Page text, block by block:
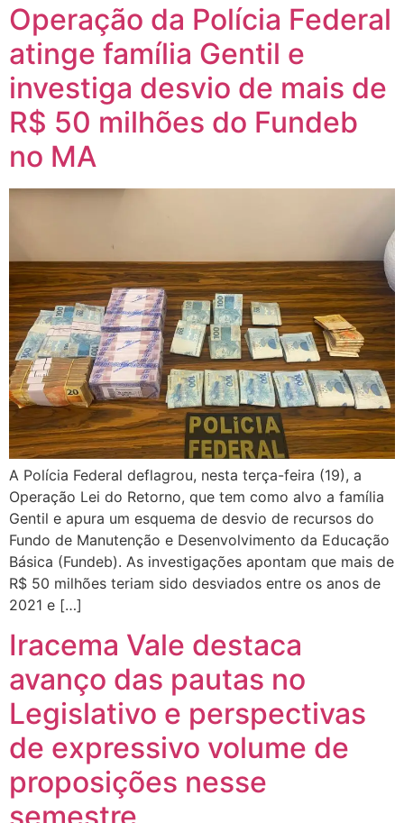
Operação da Polícia Federal
atinge família Gentil e
investiga desvio de mais de
R$ 50 milhões do Fundeb
no MA
A Polícia Federal deflagrou, nesta terça-feira (19), a
Operação Lei do Retorno, que tem como alvo a família
Gentil e apura um esquema de desvio de recursos do
Fundo de Manutenção e Desenvolvimento da Educação
Básica (Fundeb). As investigações apontam que mais de
R$ 50 milhões teriam sido desviados entre os anos de
2021 e […]
Iracema Vale destaca
avanço das pautas no
Legislativo e perspectivas
de expressivo volume de
proposições nesse